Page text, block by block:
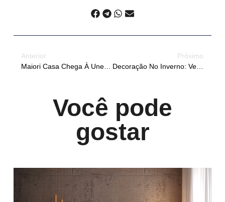
Anterior
Maiori Casa Chega À Une Robusti Em Ribeirão Preto
Próximo
Decoração No Inverno: Veja Como Deixar A Casa Mais Acolhedora
Você pode
gostar